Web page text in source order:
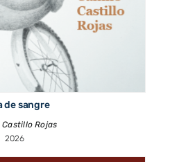
de sangre
Castillo Rojas
2026